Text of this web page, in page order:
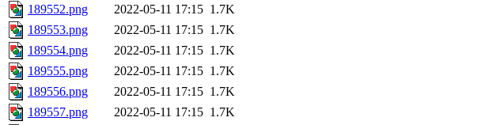
189552.png
2022-05-11 17:15 1.7K
189553.png
2022-05-11 17:15 1.7K
189554.png
2022-05-11 17:15 1.7K
189555.png
2022-05-11 17:15 1.7K
189556.png
2022-05-11 17:15 1.7K
189557.png
2022-05-11 17:15 1.7K